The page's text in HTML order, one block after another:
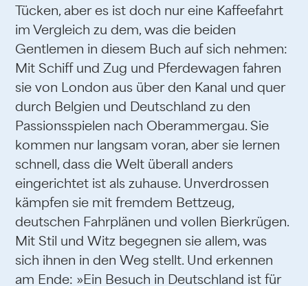
Tücken, aber es ist doch nur eine Kaffeefahrt
im Vergleich zu dem, was die beiden
Gentlemen in diesem Buch auf sich nehmen:
Mit Schiff und Zug und Pferdewagen fahren
sie von London aus über den Kanal und quer
durch Belgien und Deutschland zu den
Passionsspielen nach Oberammergau. Sie
kommen nur langsam voran, aber sie lernen
schnell, dass die Welt überall anders
eingerichtet ist als zuhause. Unverdrossen
kämpfen sie mit fremdem Bettzeug,
deutschen Fahrplänen und vollen Bierkrügen.
Mit Stil und Witz begegnen sie allem, was
sich ihnen in den Weg stellt. Und erkennen
am Ende: »Ein Besuch in Deutschland ist für